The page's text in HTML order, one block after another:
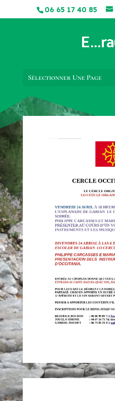
06 65 17 40 85
Sélectionner Une Page